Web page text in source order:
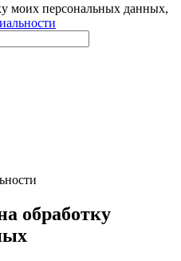
моих персональных данных,
обработку